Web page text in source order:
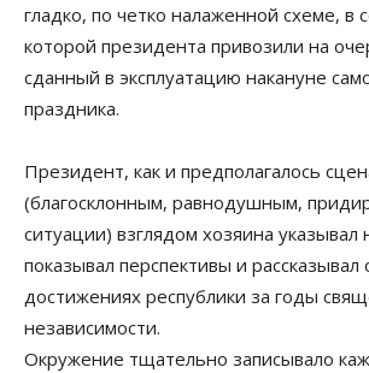
гладко, по четко налаженной схеме, в
которой президента привозили на
сданный в эксплуатацию накануне
праздника.
Президент, как и предполагалось
(благосклонным, равнодушным,
ситуации) взглядом хозяина указывал
показывал перспективы и
достижениях республики за годы
независимости.
Окружение тщательно записывало